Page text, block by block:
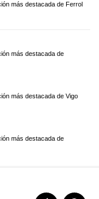
más destacada de Ferrol
más destacada de
más destacada de Vigo
más destacada de